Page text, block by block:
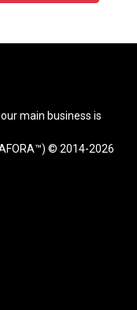
main business is
© 2014-2026